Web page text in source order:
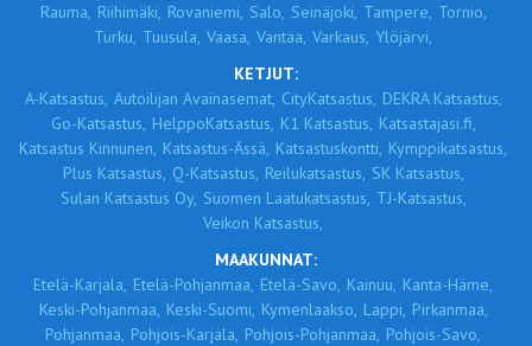
Rauma, Riihimäki, Rovaniemi, Salo, Seinäjoki, Tampere, Tornio,
Turku, Tuusula, Vaasa, Vantaa, Varkaus, Ylöjärvi,
KETJUT:
A-Katsastus, Autoilijan Avainasemat, CityKatsastus, DEKRA Katsastus,
Go-Katsastus, HelppoKatsastus, K1 Katsastus, Katsastajasi.fi,
Katsastus Kinnunen, Katsastus-Ässä, Katsastuskontti, Kymppikatsastus,
Plus Katsastus, Q-Katsastus, Reilukatsastus, SK Katsastus,
Sulan Katsastus Oy, Suomen Laatukatsastus, TJ-Katsastus,
Veikon Katsastus,
MAAKUNNAT:
Etelä-Karjala, Etelä-Pohjanmaa, Etelä-Savo, Kainuu, Kanta-Häme,
Keski-Pohjanmaa, Keski-Suomi, Kymenlaakso, Lappi, Pirkanmaa,
Pohjanmaa, Pohjois-Karjala, Pohjois-Pohjanmaa, Pohjois-Savo,